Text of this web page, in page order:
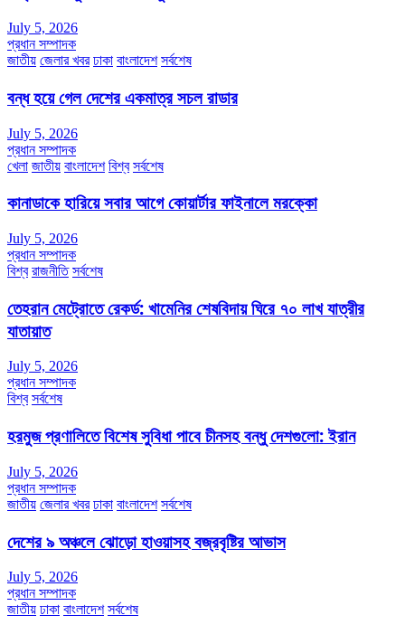
July 5, 2026
প্রধান সম্পাদক
জাতীয় জেলার খবর ঢাকা বাংলাদেশ সর্বশেষ
বন্ধ হয়ে গেল দেশের একমাত্র সচল রাডার
July 5, 2026
প্রধান সম্পাদক
খেলা জাতীয় বাংলাদেশ বিশ্ব সর্বশেষ
কানাডাকে হারিয়ে সবার আগে কোয়ার্টার ফাইনালে মরক্কো
July 5, 2026
প্রধান সম্পাদক
বিশ্ব রাজনীতি সর্বশেষ
তেহরান মেট্রোতে রেকর্ড: খামেনির শেষবিদায় ঘিরে ৭০ লাখ যাত্রীর
যাতায়াত
July 5, 2026
প্রধান সম্পাদক
বিশ্ব সর্বশেষ
হরমুজ প্রণালিতে বিশেষ সুবিধা পাবে চীনসহ বন্ধু দেশগুলো: ইরান
July 5, 2026
প্রধান সম্পাদক
জাতীয় জেলার খবর ঢাকা বাংলাদেশ সর্বশেষ
দেশের ৯ অঞ্চলে ঝোড়ো হাওয়াসহ বজ্রবৃষ্টির আভাস
July 5, 2026
প্রধান সম্পাদক
জাতীয় ঢাকা বাংলাদেশ সর্বশেষ